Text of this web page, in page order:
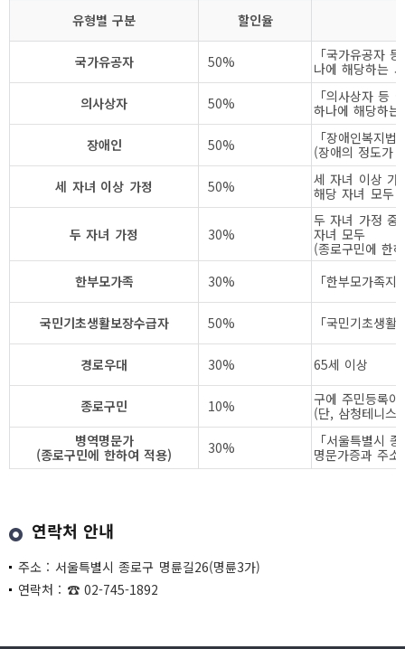
유형별 구분 할인율
국가유공자 50%
「국가유공자
나에 해당하는
의사상자
50%
「의사상자 등
하나에 해당하
장애인
50%
「장애인복지
(장애의 정도가
세 자녀 이상 가정
50%
세 자녀 이상 가
해당 자녀 모두
두 자녀 가정 30%
두 자녀 가정 중
자녀 모두
(종로구민에 한
한부모가족
30% 「한부모가족
국민기초생활보장수급자 50% 「국민기초생
경로우대 30% 65세 이상
종로구민 10%
구에 주민등록
(단, 삼청테니스
병역명문가
(종로구민에 한하여 적용)
30%
「서울특별시
명문가증과 주
연락처 안내
주소 : 서울특별시 종로구 명륜길26(명륜3가)
연락처 : ☎ 02-745-1892